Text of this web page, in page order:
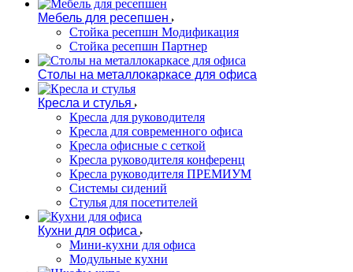
Мебель для ресепшен
Стойка ресепшн Модификация
Стойка ресепшн Партнер
Столы на металлокаркасе для офиса
Кресла и стулья
Кресла для руководителя
Кресла для современного офиса
Кресла офисные с сеткой
Кресла руководителя конференц
Кресла руководителя ПРЕМИУМ
Системы сидений
Стулья для посетителей
Кухни для офиса
Мини-кухни для офиса
Модульные кухни